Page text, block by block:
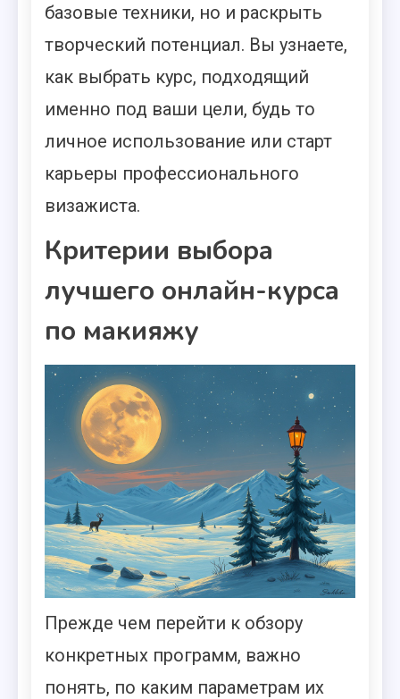
базовые техники, но и раскрыть
творческий потенциал. Вы узнаете,
как выбрать курс, подходящий
именно под ваши цели, будь то
личное использование или старт
карьеры профессионального
визажиста.
Критерии выбора
лучшего онлайн-курса
по макияжу
Прежде чем перейти к обзору
конкретных программ, важно
понять, по каким параметрам их